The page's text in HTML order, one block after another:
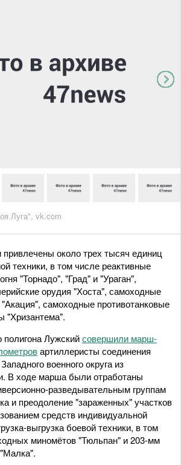
Луга", vk.com
привлечены около трех тысяч единиц
техники, в том числе реактивные
"Торнадо", "Град" и "Ураган",
орудия "Хоста", самоходные
самоходные противотанковые
"Хризантема".
Лужскийсовершили марш-
артиллеристы соединения
военного округа из
В ходе марша были отработаны
разведывательным группам
и преодоление "зараженных" участков
средств индивидуальной
выгрузка боевой техники, в том
миномётов "Тюльпан" и 203-мм